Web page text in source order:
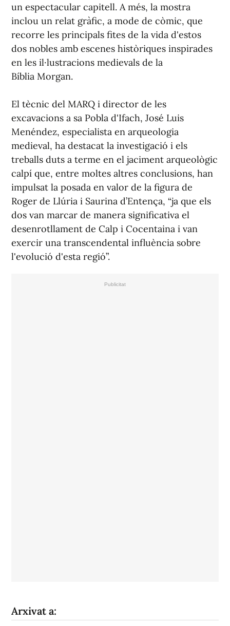
un espectacular capitell. A més, la mostra
inclou un relat gràfic, a mode de còmic, que
recorre les principals fites de la vida d'estos
dos nobles amb escenes històriques inspirades
en les il·lustracions medievals de la
Bíblia Morgan.
El tècnic del MARQ i director de les
excavacions a sa Pobla d'Ifach, José Luis
Menéndez, especialista en arqueologia
medieval, ha destacat la investigació i els
treballs duts a terme en el jaciment arqueològic
calpí que, entre moltes altres conclusions, han
impulsat la posada en valor de la figura de
Roger de Llúria i Saurina d’Entença, “ja que els
dos van marcar de manera significativa el
desenrotllament de Calp i Cocentaina i van
exercir una transcendental influència sobre
l'evolució d'esta regió”.
Arxivat a: